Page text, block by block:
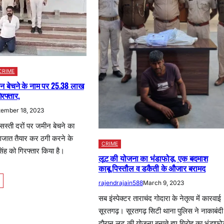
बेचने के नाम पर 25.38 लाख
18, 2023
दरों पर जमीन बेचने का
तैयार कर ठगी करने के
को गिरफ्तार किया है।
CRIME
लूट की योजना का भंडाफोड़, एक बदमाश
काबू,पिस्तौल व डकैती के औजार बरामद
rajendrajain588March 9, 2023
सब इंस्पेक्टर ताराचंद गोदारा के नेतृत्व में कारवाई
सूरतगढ़। सूरतगढ़ सिटी थाना पुलिस ने